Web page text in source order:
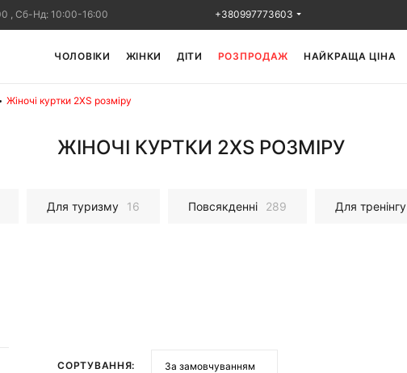
ЧОЛОВІКИ ЖІНКИ ДІТИ РОЗПРОДАЖ НАЙКРАЩА ЦІНА
+380997773603
, Сб-Нд: 10:00-16:00
Жіночі куртки 2XS розміру
ЖІНОЧІ КУРТКИ 2XS РОЗМІРУ
Для туризму 16 Повсякденні 289 Для тренінгу
СОРТУВАННЯ: